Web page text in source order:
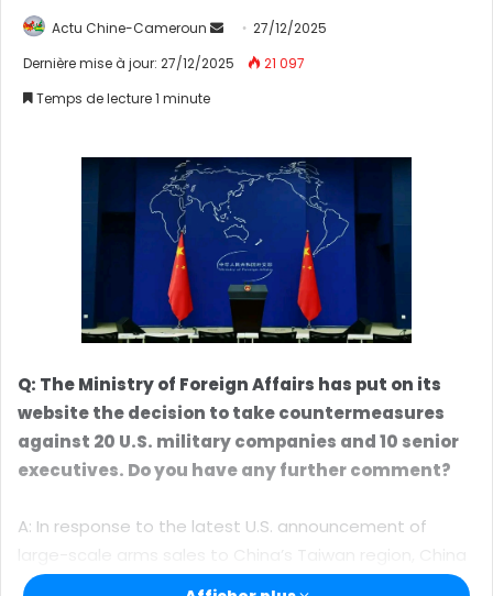
Actu Chine-Cameroun
n
e
u
n
c
o
u
r
i
e
l
27/12/2025
Dernière mise à jour: 27/12/2025
21 097
Temps de lecture 1 minute
Q: The Ministry of Foreign Affairs has put on its
website the decision to take countermeasures
against 20 U.S. military companies and 10 senior
executives. Do you have any further comment?
A: In response to the latest U.S. announcement of
large-scale arms sales to China’s Taiwan region, China
has decided to take countermeasures in accordance